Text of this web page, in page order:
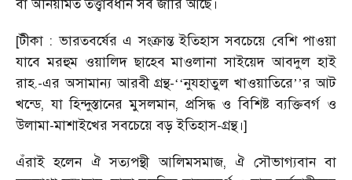
বা অনিয়মিত তত্ত্বাবধান সব জারি আছে।
[টীকা : ভারতবর্ষের এ সংক্রান্ত ইতিহাস সবচেয়ে বেশি পাওয়া
যাবে মরহুম ওয়ালিদ ছাহেব মাওলানা সাইয়েদ আবদুল হাই
রাহ.-এর অসামান্য আরবী গ্রন্থ-‘‘নুযহাতুল খাওয়াতিরে’’র আট
খন্ডে, যা হিন্দুস্তানের মুসলমান, প্রসিদ্ধ ও বিশিষ্ট ব্যক্তিবর্গ ও
উলামা-মাশাইখের সবচেয়ে বড় ইতিহাস-গ্রন্থ।]
এঁরাই হলেন ঐ সত্যপন্থী আলিমসমাজ, ঐ সৌভাগ্যবান বা